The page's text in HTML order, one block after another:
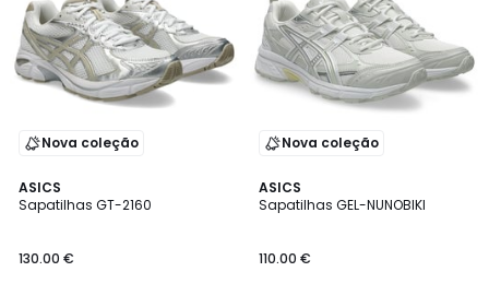
Nova coleção
ASICS
Sapatilhas GT-2160
130.00 €
4,8
/ 5
Nova coleção
ASICS
Sapatilhas GEL-NUNOBIKI
110.00 €
4,8
/ 5
3
Cores